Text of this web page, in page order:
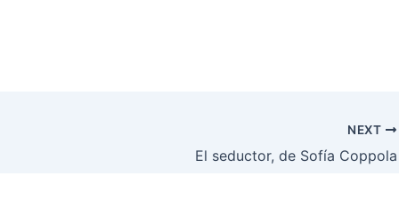
NEXT
El seductor, de Sofía Coppola